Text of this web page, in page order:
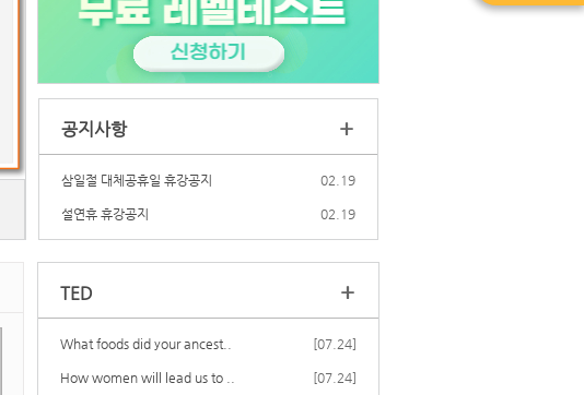
공지사항
삼일절 대체공휴일 휴강공지 02.19
설연휴 휴강공지 02.19
+
TED
What foods did your ancest.. [07.24]
How women will lead us to .. [07.24]
+